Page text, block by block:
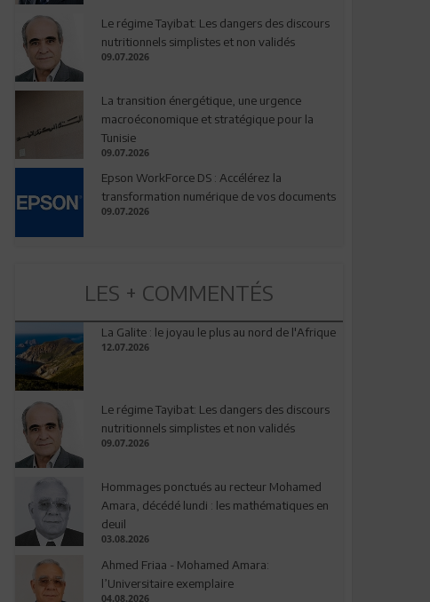
Le régime Tayibat: Les dangers des discours
nutritionnels simplistes et non validés
09.07.2026
La transition énergétique, une urgence
macroéconomique et stratégique pour la
Tunisie
09.07.2026
Epson WorkForce DS : Accélérez la
transformation numérique de vos documents
09.07.2026
LES + COMMENTÉS
La Galite : le joyau le plus au nord de l'Afrique
12.07.2026
Le régime Tayibat: Les dangers des discours
nutritionnels simplistes et non validés
09.07.2026
Hommages ponctués au recteur Mohamed
Amara, décédé lundi : les mathématiques en
deuil
03.08.2026
Ahmed Friaa - Mohamed Amara:
l’Universitaire exemplaire
04.08.2026